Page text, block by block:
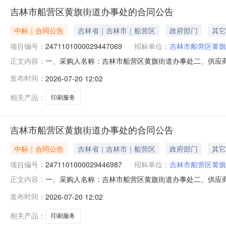
吉林市船营区黄旗街道办事处的合同公告
中标｜合同公告 吉林省｜吉林市｜船营区 政府部门
其它
项目编号： 2471101000029447069 招标单位： 吉林市船营区黄
正文内容： 一、采购人名称：吉林市船营区黄旗街道办事处二、供
件件1.004545服务要求或标的基本概况：七、其它事项
发布时间： 2026-07-20 12:02
相关产品：
印刷服务
吉林市船营区黄旗街道办事处的合同公告
中标｜合同公告 吉林省｜吉林市｜船营区 政府部门
其它
项目编号： 2471101000029446987 招标单位： 吉林市船营区黄
正文内容： 一、采购人名称：吉林市船营区黄旗街道办事处二、供
件件1.004545服务要求或标的基本概况：七、其它事项
发布时间： 2026-07-20 12:02
相关产品：
印刷服务